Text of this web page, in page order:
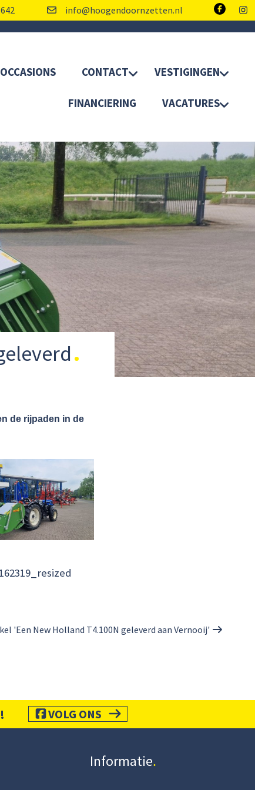
info@hoogendoornzetten.nl
OCCASIONS CONTACT VESTIGINGEN
FINANCIERING VACATURES
de rijpaden in de
'Een New Holland T4.100N geleverd aan Vernooij'
VOLG ONS
Informatie